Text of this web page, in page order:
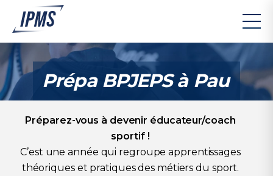
Prépa BPJEPS à Pau
Préparez-vous à devenir éducateur/coach
sportif !
C’est une année qui regroupe apprentissages
théoriques et pratiques des métiers du sport.